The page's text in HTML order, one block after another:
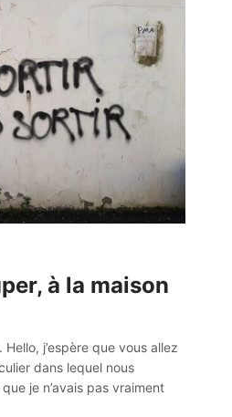
à la maison
j’espère que vous allez
dans lequel nous
je n’avais pas vraiment